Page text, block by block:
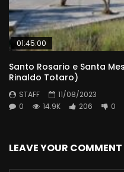
01:45:00
Santo Rosario e Santa
Rinaldo Totaro)
STAFF
11/08/2023
0
14.9K 206 0
LEAVE YOUR COMMENT